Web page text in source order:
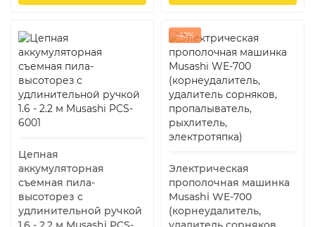
Цепная
аккумуляторная
съемная пила-
высоторез с
удлинительной ручкой
-42%
Электрическая
прополочная машинка
Musashi WE-700
(корнеудалитель,